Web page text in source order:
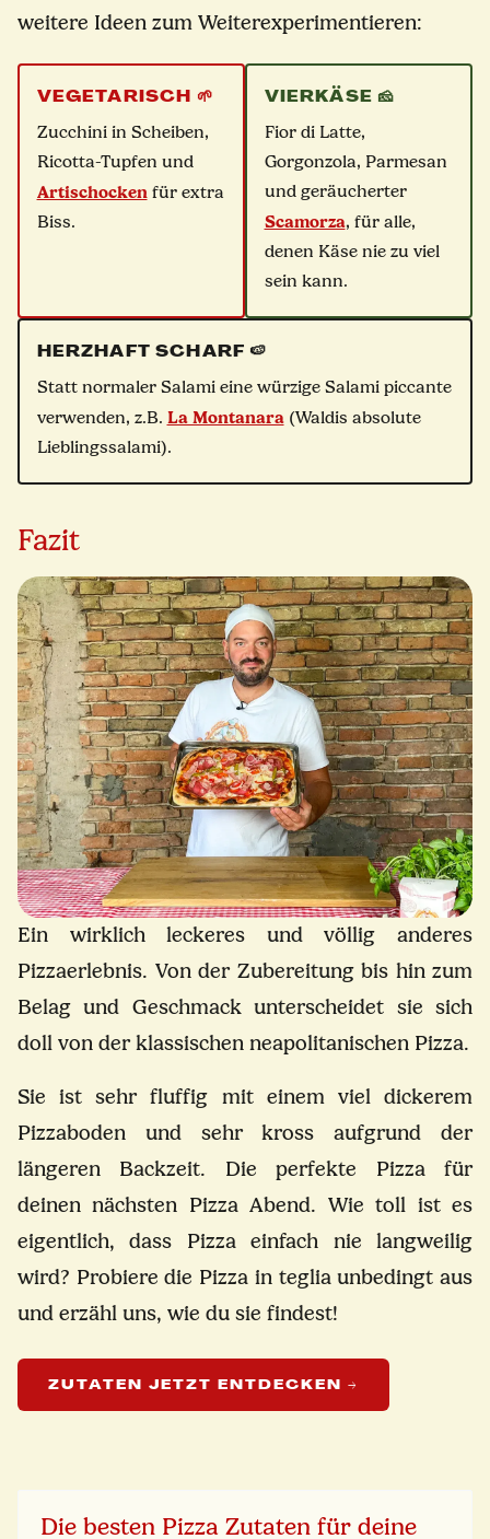
weitere Ideen zum Weiterexperimentieren:
VEGETARISCH 🌱
Zucchini in Scheiben,
Ricotta-Tupfen und
Artischockenfür extra
Biss.
VIERKÄSE 🧀
Fior di Latte,
Gorgonzola, Parmesan
und geräucherter
Scamorza, für alle,
denen Käse nie zu viel
sein kann.
HERZHAFT SCHARF 🍉
Statt normaler Salami eine würzige Salami piccante
verwenden, z.B. La Montanara(Waldis absolute
Lieblingssalami).
Fazit
Ein wirklich leckeres und völlig anderes
Pizzaerlebnis. Von der Zubereitung bis hin zum
Belag und Geschmack unterscheidet sie sich
doll von der klassischen neapolitanischen Pizza.
Sie ist sehr fluffig mit einem viel dickerem
Pizzaboden und sehr kross aufgrund der
längeren Backzeit. Die perfekte Pizza für
deinen nächsten Pizza Abend. Wie toll ist es
eigentlich, dass Pizza einfach nie langweilig
wird? Probiere die Pizza in teglia unbedingt aus
und erzähl uns, wie du sie findest!
ZUTATEN JETZT ENTDECKEN →
Die besten Pizza Zutaten für deine